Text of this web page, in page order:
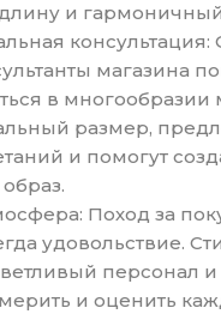
и
магазина
в многообразии
размер,
и помогут
Поход за
удовольствие.
персонал
и оценить